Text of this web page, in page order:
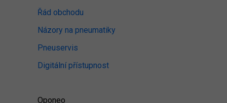
Řád obchodu
Názory na pneumatiky
Pneuservis
Digitální přístupnost
Oponeo